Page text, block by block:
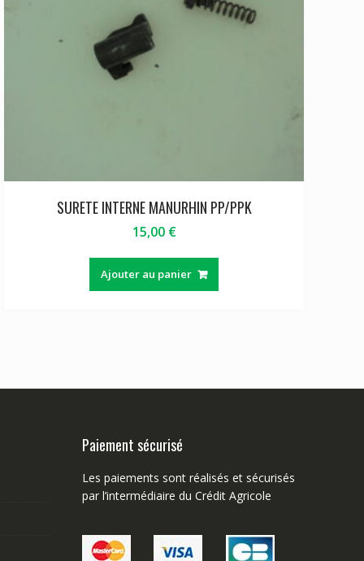
SURETE INTERNE MANURHIN PP/PPK
15,00 €
Ajouter au panier
Paiement sécurisé
Les paiements sont réalisés et sécurisés
par l’intermédiaire du Crédit Agricole